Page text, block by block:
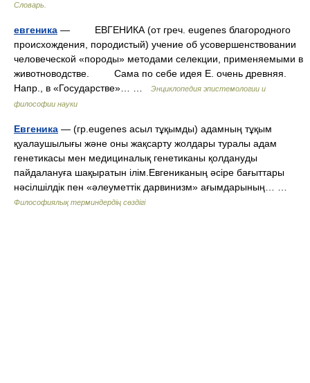
Словарь.
евгеника — ЕВГЕНИКА (от греч. eugenes благородного
происхождения, породистый) учение об усовершенствовании
человеческой «породы» методами селекции, применяемыми в
животноводстве. Сама по себе идея Е. очень древняя.
Напр., в «Государстве»… …
Энциклопедия эпистемологии и
философии науки
Евгеника — (гр.eugenes асыл тұқымды) адамның тұқым
қуалаушылығы және оны жақсарту жолдары туралы адам
генетикасы мен медициналық генетиканы қолдануды
пайдалануға шақыратын ілім.Евгениканың әсіре бағыттары
нәсілшілдік пен «әлеуметтік дарвинизм» ағымдарының… …
Философиялық терминдердің сөздігі